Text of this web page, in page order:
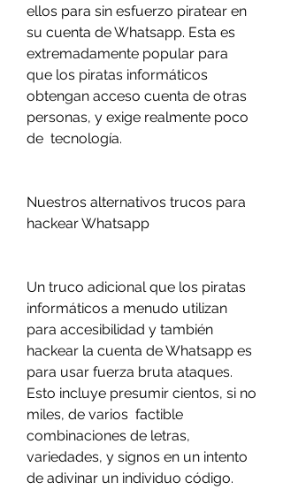
ellos para sin esfuerzo piratear en
su cuenta de Whatsapp. Esta es
extremadamente popular para
que los piratas informáticos
obtengan acceso cuenta de otras
personas, y exige realmente poco
de  tecnología.
Nuestros alternativos trucos para
hackear Whatsapp
Un truco adicional que los piratas
informáticos a menudo utilizan
para accesibilidad y también
hackear la cuenta de Whatsapp es
para usar fuerza bruta ataques.
Esto incluye presumir cientos, si no
miles, de varios  factible
combinaciones de letras,
variedades, y signos en un intento
de adivinar un individuo código.